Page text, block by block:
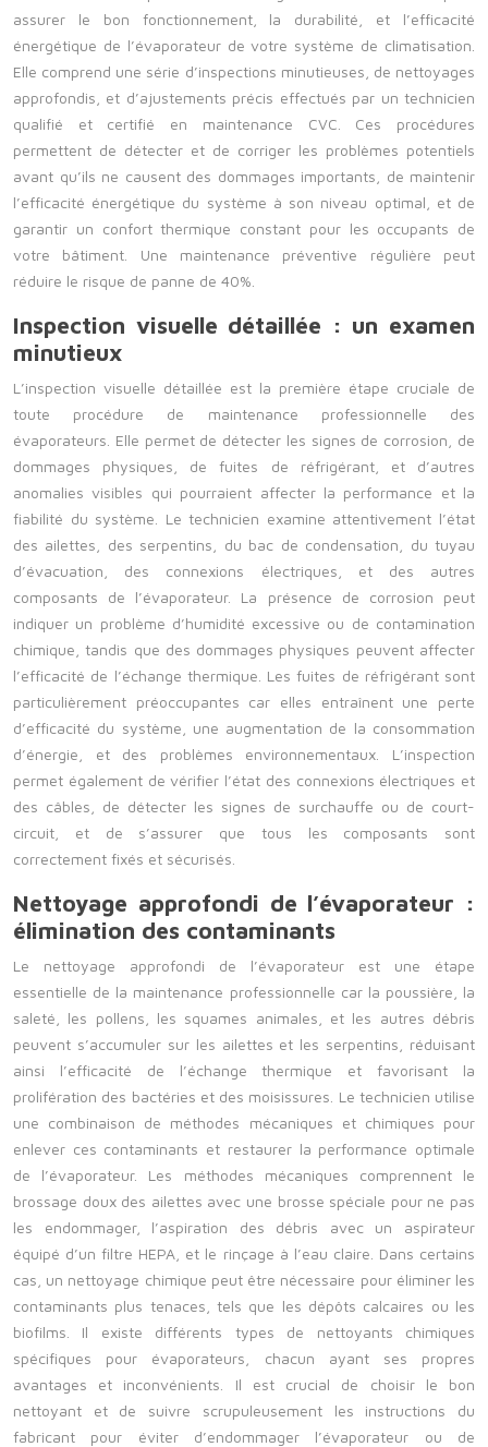
assurer le bon fonctionnement, la durabilité, et l’efficacité
énergétique de l’évaporateur de votre système de climatisation.
Elle comprend une série d’inspections minutieuses, de nettoyages
approfondis, et d’ajustements précis effectués par un technicien
qualifié et certifié en maintenance CVC. Ces procédures
permettent de détecter et de corriger les problèmes potentiels
avant qu’ils ne causent des dommages importants, de maintenir
l’efficacité énergétique du système à son niveau optimal, et de
garantir un confort thermique constant pour les occupants de
votre bâtiment. Une maintenance préventive régulière peut
réduire le risque de panne de 40%.
Inspection visuelle détaillée : un examen
minutieux
L’inspection visuelle détaillée est la première étape cruciale de
toute procédure de maintenance professionnelle des
évaporateurs. Elle permet de détecter les signes de corrosion, de
dommages physiques, de fuites de réfrigérant, et d’autres
anomalies visibles qui pourraient affecter la performance et la
fiabilité du système. Le technicien examine attentivement l’état
des ailettes, des serpentins, du bac de condensation, du tuyau
d’évacuation, des connexions électriques, et des autres
composants de l’évaporateur. La présence de corrosion peut
indiquer un problème d’humidité excessive ou de contamination
chimique, tandis que des dommages physiques peuvent affecter
l’efficacité de l’échange thermique. Les fuites de réfrigérant sont
particulièrement préoccupantes car elles entraînent une perte
d’efficacité du système, une augmentation de la consommation
d’énergie, et des problèmes environnementaux. L’inspection
permet également de vérifier l’état des connexions électriques et
des câbles, de détecter les signes de surchauffe ou de court-
circuit, et de s’assurer que tous les composants sont
correctement fixés et sécurisés.
Nettoyage approfondi de l’évaporateur :
élimination des contaminants
Le nettoyage approfondi de l’évaporateur est une étape
essentielle de la maintenance professionnelle car la poussière, la
saleté, les pollens, les squames animales, et les autres débris
peuvent s’accumuler sur les ailettes et les serpentins, réduisant
ainsi l’efficacité de l’échange thermique et favorisant la
prolifération des bactéries et des moisissures. Le technicien utilise
une combinaison de méthodes mécaniques et chimiques pour
enlever ces contaminants et restaurer la performance optimale
de l’évaporateur. Les méthodes mécaniques comprennent le
brossage doux des ailettes avec une brosse spéciale pour ne pas
les endommager, l’aspiration des débris avec un aspirateur
équipé d’un filtre HEPA, et le rinçage à l’eau claire. Dans certains
cas, un nettoyage chimique peut être nécessaire pour éliminer les
contaminants plus tenaces, tels que les dépôts calcaires ou les
biofilms. Il existe différents types de nettoyants chimiques
spécifiques pour évaporateurs, chacun ayant ses propres
avantages et inconvénients. Il est crucial de choisir le bon
nettoyant et de suivre scrupuleusement les instructions du
fabricant pour éviter d’endommager l’évaporateur ou de